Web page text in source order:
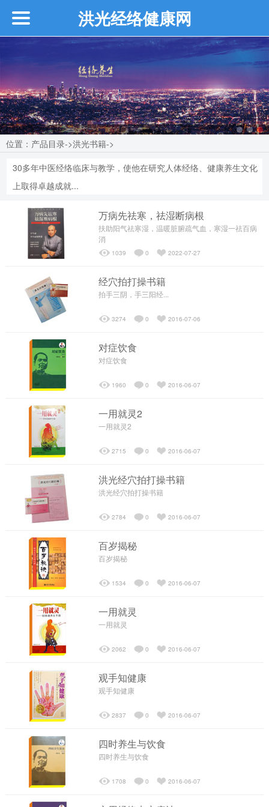
洪光经络健康网
企业介绍
┗━创始人介绍
┗━近期活动
┗━品牌故事
┗━品牌介绍
┗━品牌优势
┗━发展历程
┗━售后服务
养生理念
┗━经络检测
┗━核心项目
┗━养生会所
┗━私人订制
精彩视频
┗━经络操视频
├─经络操视频
┗━专业教学视频
├─百岁探秘
├─经络讲座
位置： 产品目录->洪光书籍->
30多年中医经络临床与教学，使他在研究人体经络、健康养生文化
上取得卓越成就...
万病先祛寒，祛湿断病根
扶助阳气祛寒湿，温暖脏腑疏气血，寒湿一祛百病
消
1039 0 2022-07-27
经穴拍打操书籍
拍手三阴，手三阳经...
3274 0 2016-07-06
对症饮食
对症饮食
1960 0 2016-06-07
一用就灵2
一用就灵2
2715 0 2016-06-07
洪光经穴拍打操书籍
洪光经穴拍打操书籍
2784 0 2016-06-07
百岁揭秘
百岁揭秘
1534 0 2016-06-07
一用就灵
一用就灵
2062 0 2016-06-07
观手知健康
观手知健康
2837 0 2016-06-07
四时养生与饮食
四时养生与饮食
1708 0 2016-06-07